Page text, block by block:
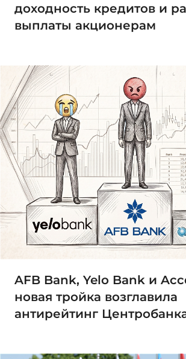
доходность кредитов и
выплаты акционерам
AFB Bank, Yelo Bank и
новая тройка возглавила
антирейтинг